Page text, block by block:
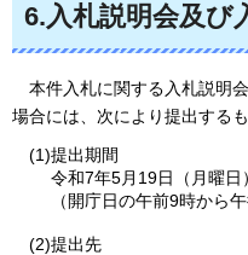
6.入札説明会及び
本件入札に関する入札説明
場合には、次により提出するも
(1)提出期間
令和7年5月19日（月曜日
（開庁日の午前9時から
(2)提出先